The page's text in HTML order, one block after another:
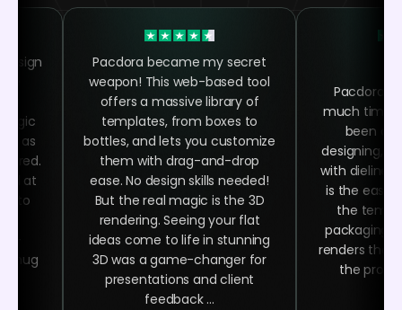
as
at
to
mug
Pacdora became my secret
weapon! This web-based tool
offers a massive library of
templates, from boxes to
bottles, and lets you customize
them with drag-and-drop
ease. No design skills needed!
But the real magic is the 3D
rendering. Seeing your flat
ideas come to life in stunning
3D was a game-changer for
presentations and client
feedback ...
Pacdora
much time
been
designing,
with
is the easy
the
packaging
renders that
the